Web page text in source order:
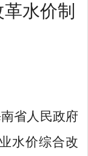
水价制
省人民政府
水价综合改